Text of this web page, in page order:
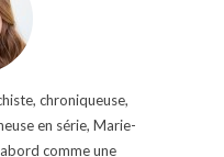
chroniqueuse,
en série, Marie-
comme une